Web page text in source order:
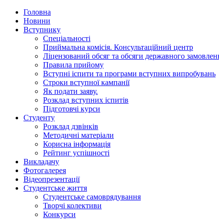
Головна
Новини
Вступнику
Спеціальності
Приймальна комісія. Консультаційний центр
Ліцензований обсяг та обсяги державного
Правила прийому
Вступні іспити та програми вступних випробувань
Строки вступної кампанії
Як подати заяву.
Розклад вступних іспитів
Підготовчі курси
Студенту
Розклад дзвінків
Методичні матеріали
Корисна інформація
Рейтинг успішності
Викладачу
Фотогалерея
Відеопрезентації
Студентське життя
Студентське самоврядування
Творчі колективи
Конкурси